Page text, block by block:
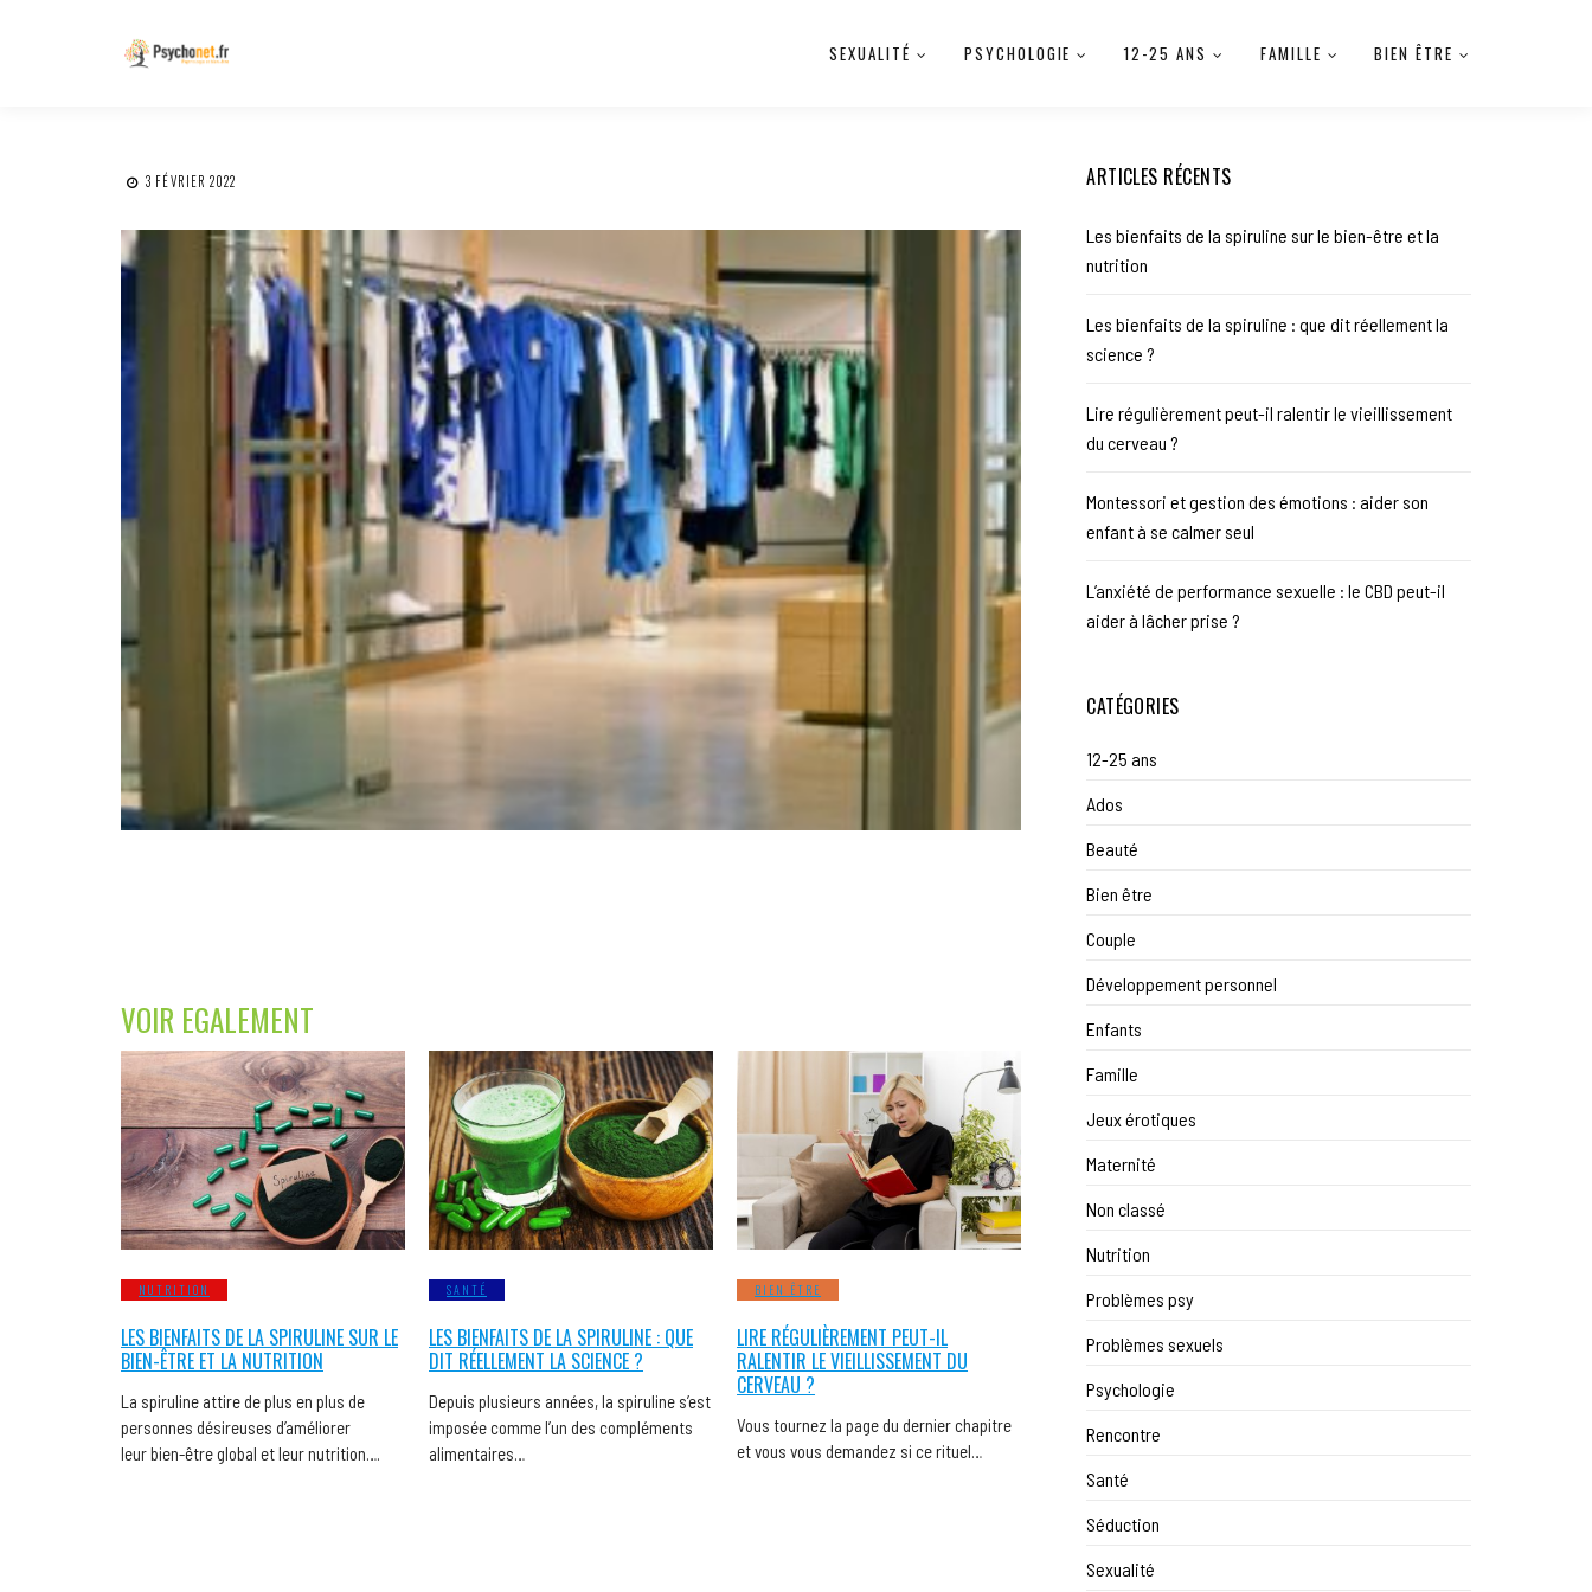
SEXUALITÉ PSYCHOLOGIE 12-25 ANS FAMILLE BIEN ÊTRE
3 FÉVRIER 2022
VOIR EGALEMENT
NUTRITION
LES BIENFAITS DE LA SPIRULINE SUR LE
BIEN-ÊTRE ET LA NUTRITION
La spiruline attire de plus en plus de
personnes désireuses d’améliorer
leur bien-être global et leur nutrition….
SANTÉ
LES BIENFAITS DE LA SPIRULINE : QUE
DIT RÉELLEMENT LA SCIENCE ?
Depuis plusieurs années, la spiruline s’est
imposée comme l’un des compléments
alimentaires…
BIEN ÊTRE
LIRE RÉGULIÈREMENT PEUT-IL
RALENTIR LE VIEILLISSEMENT DU
CERVEAU ?
Vous tournez la page du dernier chapitre
et vous vous demandez si ce rituel…
ARTICLES RÉCENTS
Les bienfaits de la spiruline sur le bien-être et la
nutrition
Les bienfaits de la spiruline : que dit réellement la
science ?
Lire régulièrement peut-il ralentir le vieillissement
du cerveau ?
Montessori et gestion des émotions : aider son
enfant à se calmer seul
L’anxiété de performance sexuelle : le CBD peut-il
aider à lâcher prise ?
CATÉGORIES
12-25 ans
Ados
Beauté
Bien être
Couple
Développement personnel
Enfants
Famille
Jeux érotiques
Maternité
Non classé
Nutrition
Problèmes psy
Problèmes sexuels
Psychologie
Rencontre
Santé
Séduction
Sexualité